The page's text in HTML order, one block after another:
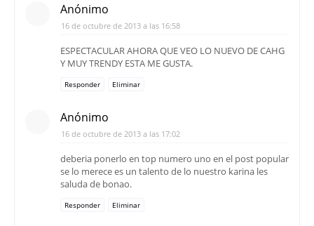
Anónimo
16 de octubre de 2013 a las 16:58
ESPECTACULAR AHORA QUE VEO LO NUEVO DE CAHG
Y MUY TRENDY ESTA ME GUSTA.
Responder Eliminar
Anónimo
16 de octubre de 2013 a las 17:02
deberia ponerlo en top numero uno en el post popular
se lo merece es un talento de lo nuestro karina les
saluda de bonao.
Responder Eliminar